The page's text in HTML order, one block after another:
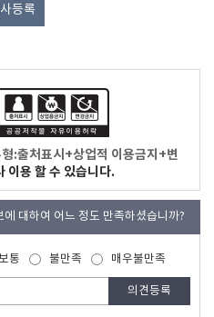
등록
:출처표시+상업적 이용금지+변
이용 할 수 있습니다.
대하여 어느 정도 만족하셨습니까?
통 불만족 매우불만족